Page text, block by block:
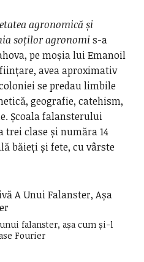
agronomică și
soților agronomi s-a
pe moșia lui Emanoil
avea aproximativ
se predau limbile
geografie, catehism,
Școala falansterului
trei clase și număra 14
băieți și fete, cu vârste
falanster, așa cum și-l
Fourier